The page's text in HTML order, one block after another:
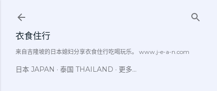
衣食住行
来自吉隆坡的日本媳妇分享衣食住行吃喝玩乐。 www.j-e-a-n.com
日本 JAPAN 泰国 THAILAND 更多…